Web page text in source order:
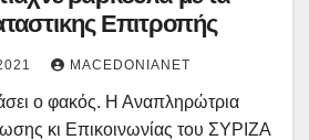
Επιτροπής
MACEDONIANET
ο φακός. Η Αναπληρώτρια
κι Επικοινωνίας του ΣΥΡΙΖΑ